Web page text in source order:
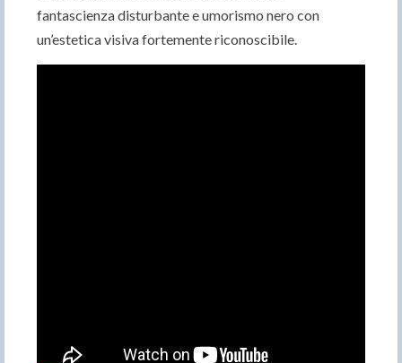
fantascienza disturbante e umorismo nero con
un’estetica visiva fortemente riconoscibile.